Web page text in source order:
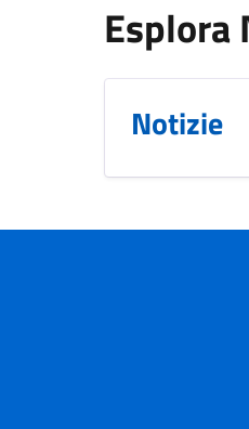
Esplora
Notizie